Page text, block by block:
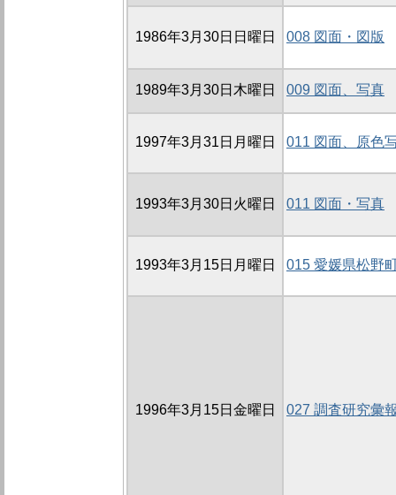
1986年3月30日日曜日 008 図面・図版
1989年3月30日木曜日 009 図面、写真
1997年3月31日月曜日 011 図面、原色
1993年3月30日火曜日 011 図面・写真
1993年3月15日月曜日 015 愛媛県松野
1996年3月15日金曜日 027 調査研究彙